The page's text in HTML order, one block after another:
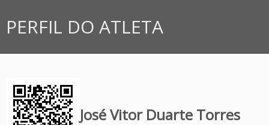
PERFIL DO ATLETA
José Vitor Duarte Torres